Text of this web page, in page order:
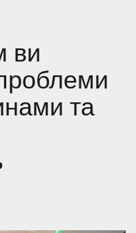
ви
та